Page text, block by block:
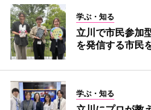
学ぶ・知る
立川で市民参加
を発信する市民
学ぶ・知る